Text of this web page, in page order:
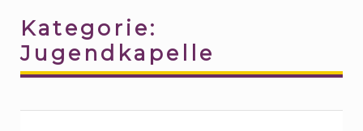
Kategorie:
Jugendkapelle